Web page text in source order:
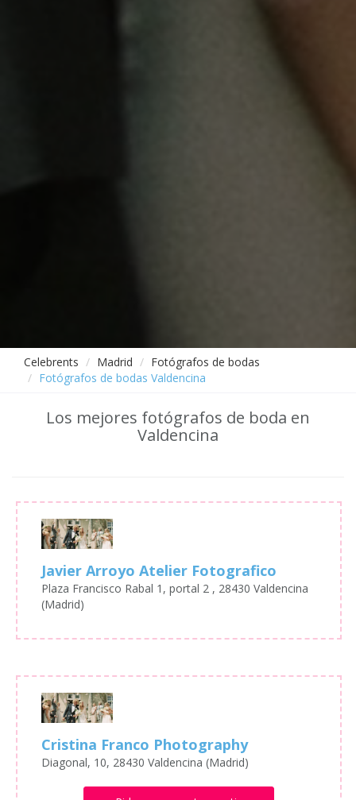
Celebrents Madrid
Fotógrafos de bodas
Fotógrafos de bodas Valdencina
Los mejores fotógrafos de boda en
Valdencina
Javier Arroyo Atelier Fotografico
Plaza Francisco Rabal 1, portal 2 , 28430 Valdencina
(Madrid)
Cristina Franco Photography
Diagonal, 10, 28430 Valdencina (Madrid)